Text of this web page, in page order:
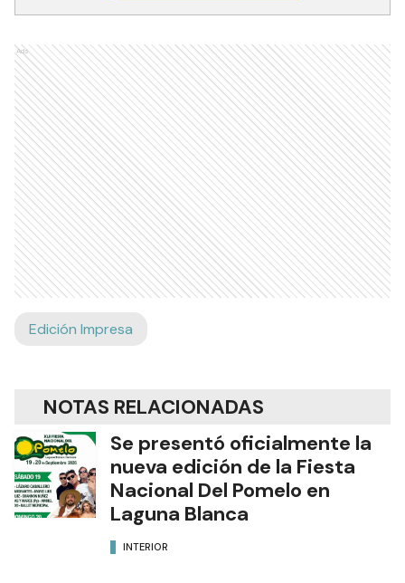
Ads
Edición Impresa
NOTAS RELACIONADAS
Se presentó oficialmente la
nueva edición de la Fiesta
Nacional Del Pomelo en
Laguna Blanca
INTERIOR